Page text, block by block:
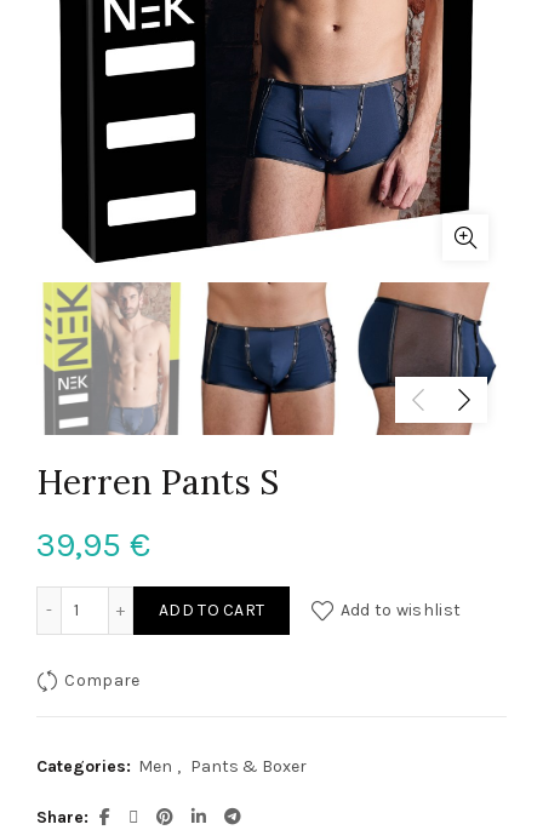
Herren Pants S
39,95 €
ADD TO CART Add to wishlist
Compare
Categories: Men , Pants & Boxer
Share